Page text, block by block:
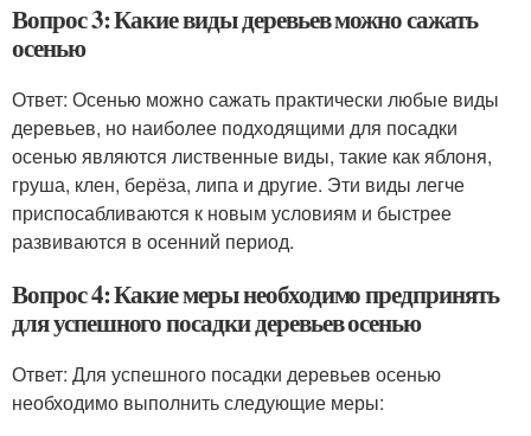
Вопрос 3: Какие виды деревьев можно сажать
осенью
Ответ: Осенью можно сажать практически любые виды
деревьев, но наиболее подходящими для посадки
осенью являются лиственные виды, такие как яблоня,
груша, клен, берёза, липа и другие. Эти виды легче
приспосабливаются к новым условиям и быстрее
развиваются в осенний период.
Вопрос 4: Какие меры необходимо предпринять
для успешного посадки деревьев осенью
Ответ: Для успешного посадки деревьев осенью
необходимо выполнить следующие меры: